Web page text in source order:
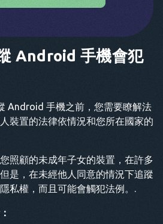
Android 手機會犯
Android 手機之前，您需要瞭解法
裝置的法律依情況和您所在國家的
照顧的未成年子女的裝置，在許多
是，在未經他人同意的情況下追蹤
私權，而且可能會觸犯法例。.